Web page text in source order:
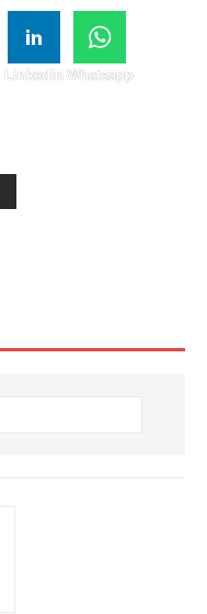
Linkedin Whatsapp